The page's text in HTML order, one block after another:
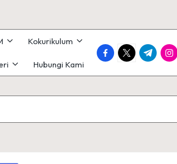
Kokurikulum
Hubungi Kami
facebook.com
twitter.com
t.me